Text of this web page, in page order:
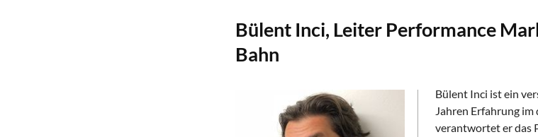
Bülent Inci, Leiter Performance
Bahn
Bülent Inci ist ein
Jahren Erfahrung
verantwortet er das